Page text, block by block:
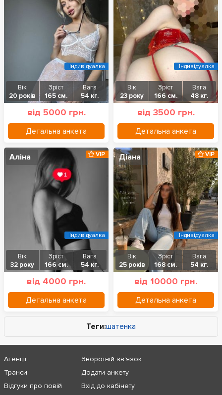
Вік
20 років
Зріст
165 см.
Вага
54 кг.
від 5000 грн.
Детальна анкета
Індивідуалка
Вік
23 року
Зріст
166 см.
Вага
48 кг.
від 3500 грн.
Детальна анкета
Індивідуалка
Аліна
Вік
32 року
Зріст
166 см.
Вага
54 кг.
від 4000 грн.
Детальна анкета
VIP
Індивідуалка
Діана
Вік
25 років
Зріст
168 см.
Вага
54 кг.
від 10000 грн.
Детальна анкета
VIP
Індивідуалка
Теги:шатенка
Агенції
Транси
Відгуки про повій
Зворотній зв'язок
Додати анкету
Вхід до кабінету